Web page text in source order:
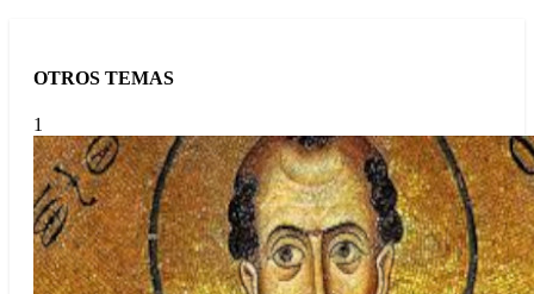
OTROS TEMAS
1